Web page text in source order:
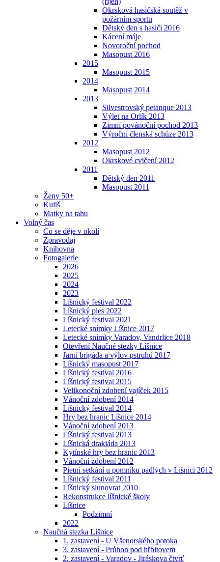
Okrsková hasičská soutěž v
požárním sportu
Dětský den s hasiči 2016
Kácení máje
Novoroční pochod
Masopust 2016
2015
Masopust 2015
2014
Masopust 2014
2013
Silvestrovský petanque 2013
Výlet na Orlík 2013
Zimní povánoční pochod 2013
Výroční členská schůze 2013
2012
Masopust 2012
Okrskové cvičení 2012
2011
Dětský den 2011
Masopust 2011
Ženy 50+
Kuliš
Matky na tahu
Volný čas
Co se děje v okolí
Zpravodaj
Knihovna
Fotogalerie
2026
2025
2024
2023
Líšnický festival 2022
Líšnický ples 2022
Líšnický festival 2021
Letecké snímky Líšnice 2017
Letecké snímky Varadov, Vandrlice 2018
Otevření Naučné stezky Líšnice
Jarní brigáda a výlov pstruhů 2017
Líšnický masopust 2017
Líšnický festival 2016
Líšnický festival 2015
Velikonoční zdobení vajíček 2015
Vánoční zdobení 2014
Líšnický festival 2014
Hry bez hranic Líšnice 2014
Vánoční zdobení 2013
Líšnický festival 2013
Líšnická drakiáda 2013
Kytínské hry bez hranic 2013
Vánoční zdobení 2012
Pietní setkání u pomníku padlých v Líšnici 2012
Líšnický festival 2011
Líšnický slunovrat 2010
Rekonstrukce líšnické školy
Líšnice
Podzimní
2022
Naučná stezka Líšnice
1. zastavení - U Všenorského potoka
3. zastavení - Průhon pod hřbitovem
2. zastavení - Varadov - Jiráskova čtvrť